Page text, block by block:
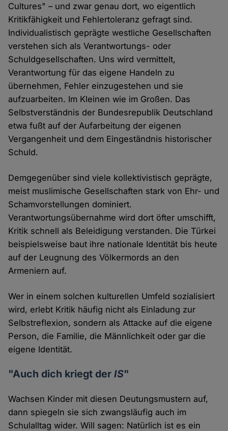
Cultures" – und zwar genau dort, wo eigentlich
Kritikfähigkeit und Fehlertoleranz gefragt sind.
Individualistisch geprägte westliche Gesellschaften
verstehen sich als Verantwortungs- oder
Schuldgesellschaften. Uns wird vermittelt,
Verantwortung für das eigene Handeln zu
übernehmen, Fehler einzugestehen und sie
aufzuarbeiten. Im Kleinen wie im Großen. Das
Selbstverständnis der Bundesrepublik Deutschland
etwa fußt auf der Aufarbeitung der eigenen
Vergangenheit und dem Eingeständnis historischer
Schuld.
Demgegenüber sind viele kollektivistisch geprägte,
meist muslimische Gesellschaften stark von Ehr- und
Schamvorstellungen dominiert.
Verantwortungsübernahme wird dort öfter umschifft,
Kritik schnell als Beleidigung verstanden. Die Türkei
beispielsweise baut ihre nationale Identität bis heute
auf der Leugnung des Völkermords an den
Armeniern auf.
Wer in einem solchen kulturellen Umfeld sozialisiert
wird, erlebt Kritik häufig nicht als Einladung zur
Selbstreflexion, sondern als Attacke auf die eigene
Person, die Familie, die Männlichkeit oder gar die
eigene Identität.
"Auch dich kriegt der IS"
Wachsen Kinder mit diesen Deutungsmustern auf,
dann spiegeln sie sich zwangsläufig auch im
Schulalltag wider. Will sagen: Natürlich ist es ein